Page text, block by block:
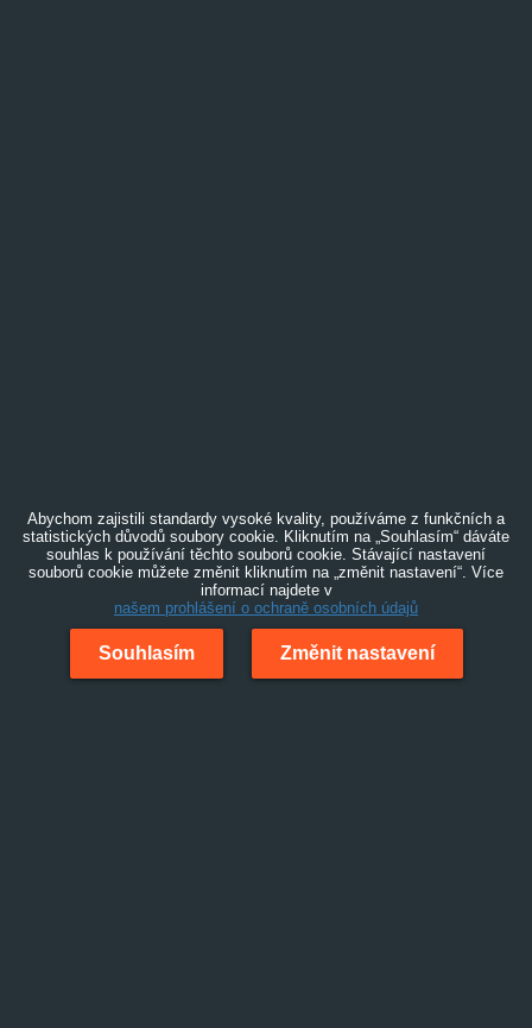
Abychom zajistili standardy vysoké kvality, používáme z funkčních a
statistických důvodů soubory cookie. Kliknutím na „Souhlasím“ dáváte
souhlas k používání těchto souborů cookie. Stávající nastavení
souborů cookie můžete změnit kliknutím na „změnit nastavení“. Více
informací najdete v
našem prohlášení o ochraně osobních údajů
Souhlasím Změnit nastavení